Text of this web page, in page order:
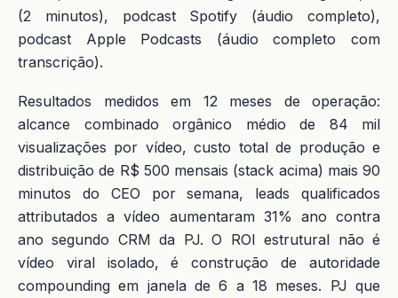
(2 minutos), podcast Spotify (áudio completo),
podcast Apple Podcasts (áudio completo com
transcrição).
Resultados medidos em 12 meses de operação:
alcance combinado orgânico médio de 84 mil
visualizações por vídeo, custo total de produção e
distribuição de R$ 500 mensais (stack acima) mais 90
minutos do CEO por semana, leads qualificados
attributados a vídeo aumentaram 31% ano contra
ano segundo CRM da PJ. O ROI estrutural não é
vídeo viral isolado, é construção de autoridade
compounding em janela de 6 a 18 meses. PJ que